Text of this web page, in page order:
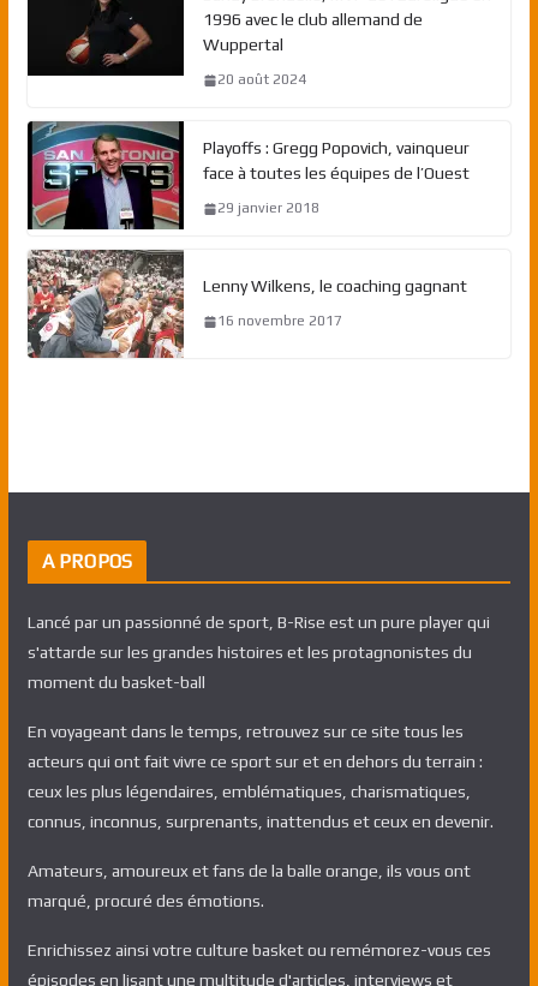
1996 avec le club allemand de
Wuppertal
20 août 2024
Playoffs : Gregg Popovich, vainqueur
face à toutes les équipes de l’Ouest
29 janvier 2018
Lenny Wilkens, le coaching gagnant
16 novembre 2017
A PROPOS
Lancé par un passionné de sport, B-Rise est un pure player qui
s'attarde sur les grandes histoires et les protagnonistes du
moment du basket-ball
En voyageant dans le temps, retrouvez sur ce site tous les
acteurs qui ont fait vivre ce sport sur et en dehors du terrain :
ceux les plus légendaires, emblématiques, charismatiques,
connus, inconnus, surprenants, inattendus et ceux en devenir.
Amateurs, amoureux et fans de la balle orange, ils vous ont
marqué, procuré des émotions.
Enrichissez ainsi votre culture basket ou remémorez-vous ces
épisodes en lisant une multitude d'articles, interviews et